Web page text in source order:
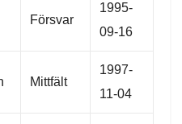
Försvar
1995-
09-16
Mittfält
1997-
11-04